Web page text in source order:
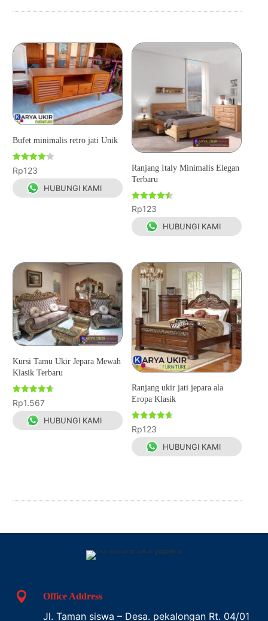
Bufet minimalis retro jati Unik
Dinilai
4.00
dari 5
Rp123
HUBUNGI KAMI
Ranjang Italy Minimalis Elegan
Terbaru
Dinilai
4.50
dari 5
Rp123
HUBUNGI KAMI
Kursi Tamu Ukir Jepara Mewah
Klasik Terbaru
Dinilai
4.67
dari 5
Rp1.567
HUBUNGI KAMI
Ranjang ukir jati jepara ala
Eropa Klasik
Dinilai
4.67
dari 5
Rp123
HUBUNGI KAMI
 Office Address
Jl. Taman siswa – Desa. pekalongan Rt. 04/01